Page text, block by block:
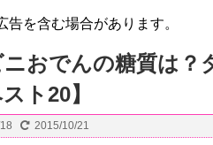
告を含む場合があります。
ニおでんの糖質は？
ト20】
2015/10/21